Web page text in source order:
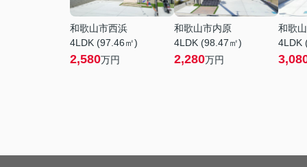
和歌山市西浜
4LDK (97.46㎡)
2,580万円
和歌山市内原
4LDK (98.47㎡)
2,280万円
和歌
4LDK